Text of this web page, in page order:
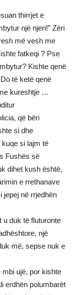
thirrjet e
një njeri!” Zëri
më vesh me
fatkeqi ? Pse
Kishte qenë
të ketë qenë
kureshtje …
që bëri
si dhe
si lajm të
Fushës së
dihet kush është,
e rrethanave
jepej në rrjedhën
u duk të fluturonte
një
më, sepse nuk e
mbi ujë, por kishte
erdhën polumbarët